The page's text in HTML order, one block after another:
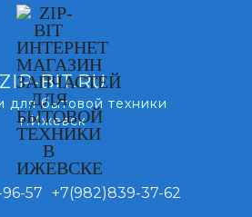
ZIP-BIT.RU
для бытовой техники
г.Ижевск
57 +7(982)839-37-62